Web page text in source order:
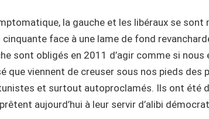
la gauche et les libéraux se sont
face à une lame de fond
sont obligés en 2011 d’agir comme si nous
que viennent de creuser sous nos pieds des
et surtout autoproclamés. Ils ont été
aujourd’hui à leur servir d’alibi